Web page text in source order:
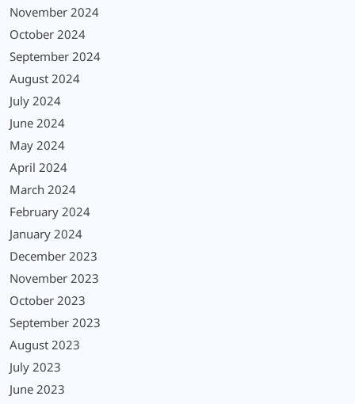
November 2024
October 2024
September 2024
August 2024
July 2024
June 2024
May 2024
April 2024
March 2024
February 2024
January 2024
December 2023
November 2023
October 2023
September 2023
August 2023
July 2023
June 2023